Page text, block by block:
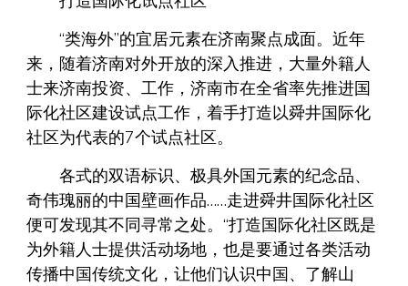
“类海外”的宜居元素在济南聚点成面。近年
来，随着济南对外开放的深入推进，大量外籍人
士来济南投资、工作，济南市在全省率先推进国
际化社区建设试点工作，着手打造以舜井国际化
社区为代表的7个试点社区。
各式的双语标识、极具外国元素的纪念品、
奇伟瑰丽的中国壁画作品……走进舜井国际化社区
便可发现其不同寻常之处。“打造国际化社区既是
为外籍人士提供活动场地，也是要通过各类活动
传播中国传统文化，让他们认识中国、了解山